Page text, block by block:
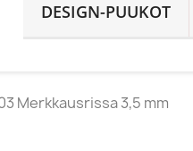
DESIGN-PUUKOT
Merkkausrissa 3,5 mm